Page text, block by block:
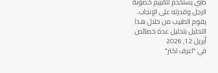
الرجل وقدرته على الإنجاب.
يقوم الطبيب من خلال هذا
التحليل بتحليل عدة خصائص
للسائل المنوي مثل التركيب
والحجم والعدد والحركة وغيرها
أبريل 12, 2026
في "اعرف اكتر"